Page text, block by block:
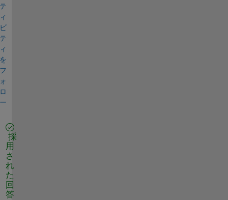
採
用
さ
れ
た
回
答